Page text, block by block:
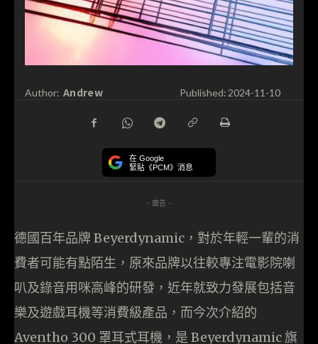
Author: Andrew Published: 2024-11-10
在 Google
緊貼《PCM》消息
- 廣告 -
德國百年品牌 Beyerdynamic，對於年輕一輩的消
費者可能有點陌生，原來品牌以往較專注電影院喇
叭及錄音用咪高峰的研發，近年就致力發展包括音
樂及遊戲耳機等消費級產品，而今次介紹的
Aventho 300 罩耳式耳機，是 Beyerdynamic 旗